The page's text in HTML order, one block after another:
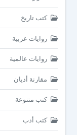
كتب تاريخ
روايات عربية
روايات عالمية
مقارنة أديان
كتب متنوعة
كتب أدب